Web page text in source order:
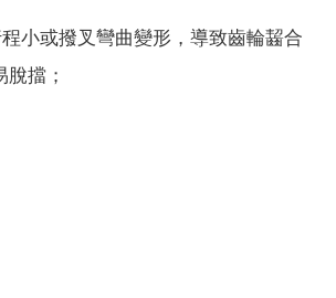
程小或撥叉彎曲變形，導致齒輪齧合
擋；